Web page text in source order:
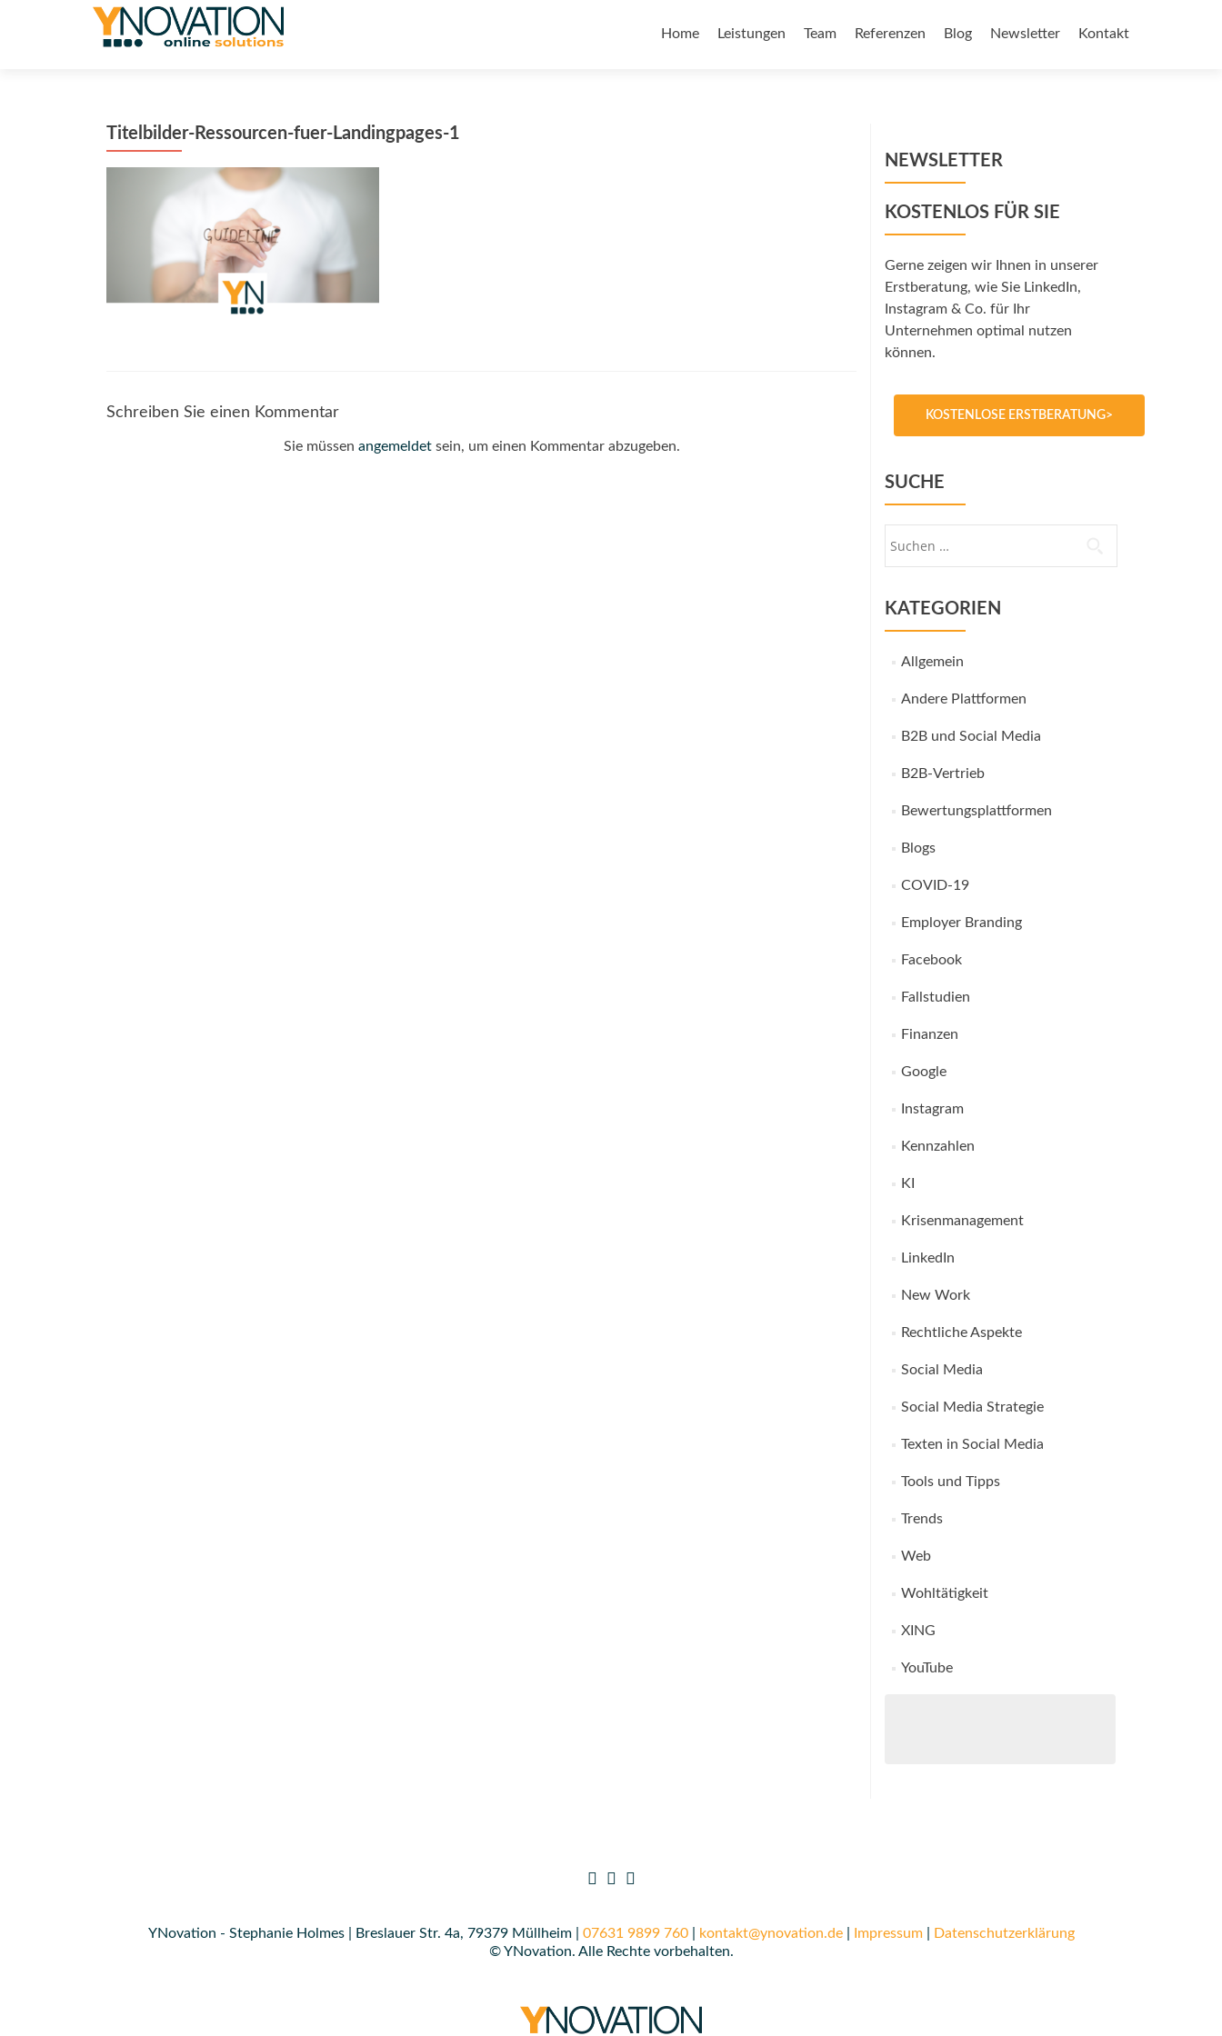
Home Leistungen Team Referenzen Blog Newsletter Kontakt
Titelbilder-Ressourcen-fuer-Landingpages-1
Schreiben Sie einen Kommentar
Sie müssen angemeldetsein, um einen Kommentar abzugeben.
NEWSLETTER
KOSTENLOS FÜR SIE
Gerne zeigen wir Ihnen in unserer
Erstberatung, wie Sie LinkedIn,
Instagram & Co. für Ihr
Unternehmen optimal nutzen
können.
KOSTENLOSE ERSTBERATUNG>
SUCHE
KATEGORIEN
Allgemein
Andere Plattformen
B2B und Social Media
B2B-Vertrieb
Bewertungsplattformen
Blogs
COVID-19
Employer Branding
Facebook
Fallstudien
Finanzen
Google
Instagram
Kennzahlen
KI
Krisenmanagement
LinkedIn
New Work
Rechtliche Aspekte
Social Media
Social Media Strategie
Texten in Social Media
Tools und Tipps
Trends
Web
Wohltätigkeit
XING
YouTube
YNovation - Stephanie Holmes | Breslauer Str. 4a, 79379 Müllheim | 07631 9899 760| kontakt@ynovation.de| Impressum|
Datenschutzerklärung
© YNovation. Alle Rechte vorbehalten.